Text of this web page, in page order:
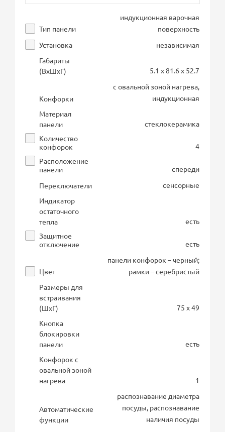
Тип панели
индукционная варочная
поверхность
Установка
независимая
Габариты
(ВхШхГ)
5.1 x 81.6 x 52.7
Конфорки
с овальной зоной нагрева,
индукционная
Материал
панели
стеклокерамика
Количество
конфорок
4
Расположение
панели
спереди
Переключатели
сенсорные
Индикатор
остаточного
тепла
есть
Защитное
отключение
есть
Цвет
панели конфорок – черный;
рамки – серебристый
Размеры для
встраивания
(ШхГ)
75 x 49
Кнопка
блокировки
панели
есть
Конфорок с
овальной зоной
нагрева
1
Автоматические
функции
распознавание диаметра
посуды, распознавание
наличия посуды